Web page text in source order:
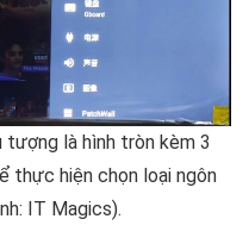
tượng là hình tròn kèm 3
thực hiện chọn loại ngôn
IT Magics).